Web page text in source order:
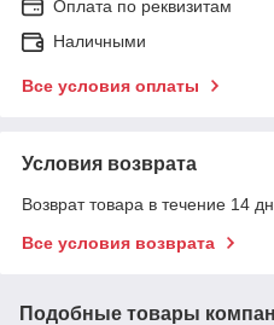
Оплата по реквизитам
Наличными
Все условия оплаты
Условия возврата
Возврат товара в течение 14
Все условия возврата
Подобные товары